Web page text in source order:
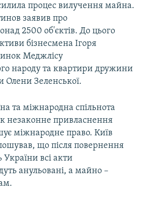
процес вилучення майна.
заявив про
2500 об'єктів. До цього
бізнесмена Ігоря
Меджлісу
народу та квартири дружини
Олени Зеленської.
та міжнародна спільнота
незаконне привласнення
міжнародне право. Київ
що після повернення
всі акти
анульовані, а майно –